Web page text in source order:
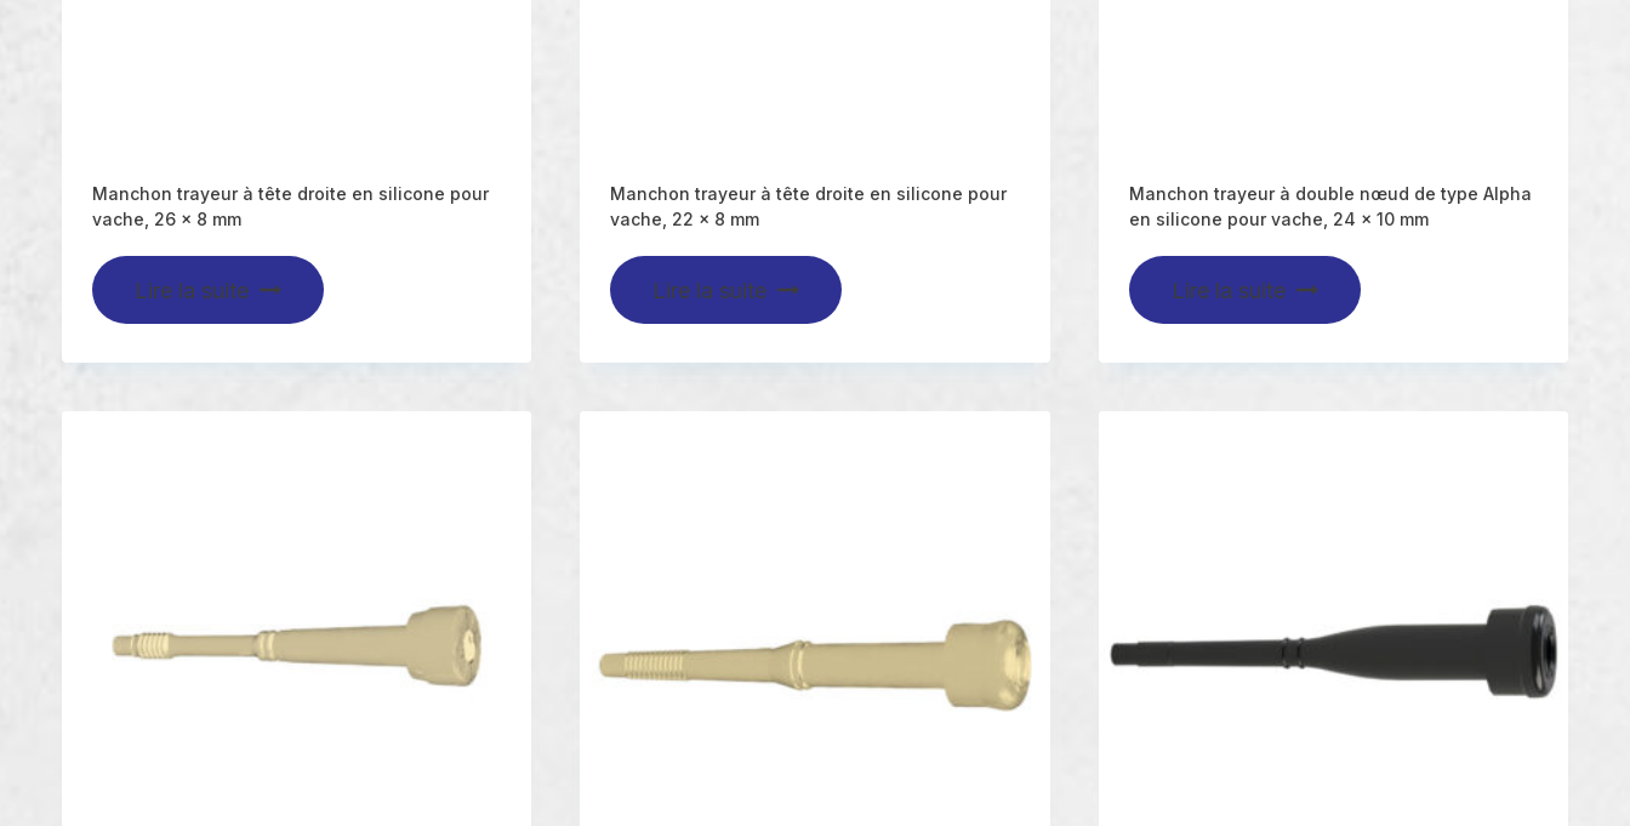
Manchon trayeur à tête droite en silicone pour
vache, 26 x 8 mm
Lire la suite
Manchon trayeur à tête droite en silicone pour
vache, 22 x 8 mm
Lire la suite
Manchon trayeur à double nœud de type Alpha
en silicone pour vache, 24 x 10 mm
Lire la suite